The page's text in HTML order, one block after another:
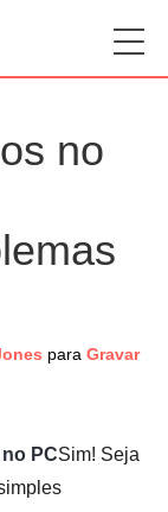
no
para Gravar
PCSim! Seja